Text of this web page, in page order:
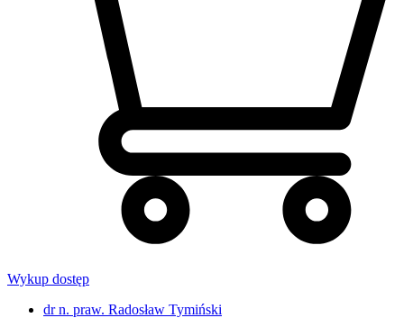
Wykup dostęp
dr n. praw. Radosław Tymiński